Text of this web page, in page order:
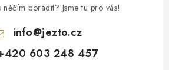
něčím poradit? Jsme tu pro vás!
info@jezto.cz
603 248 457